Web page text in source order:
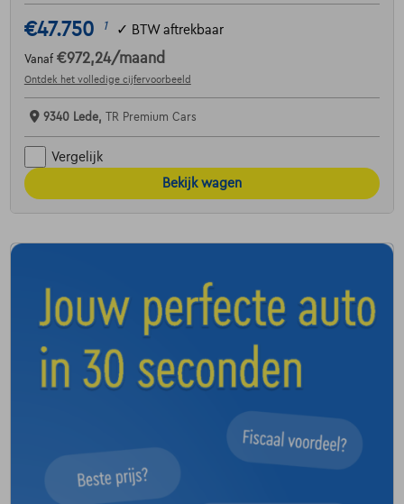
€47.750 1 ✓ BTW aftrekbaar
Vanaf €972,24/maand
Ontdek het volledige cijfervoorbeeld
9340 Lede, TR Premium Cars
Vergelijk
Bekijk wagen